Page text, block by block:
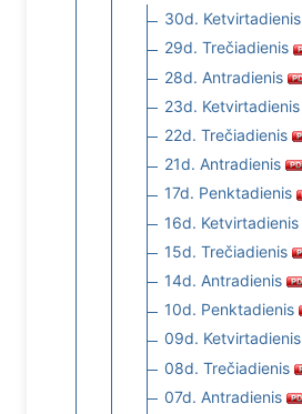
30d. Ketvirtadienis
29d. Trečiadienis
28d. Antradienis
23d. Ketvirtadienis
22d. Trečiadienis
21d. Antradienis
17d. Penktadienis
16d. Ketvirtadienis
15d. Trečiadienis
14d. Antradienis
10d. Penktadienis
09d. Ketvirtadienis
08d. Trečiadienis
07d. Antradienis